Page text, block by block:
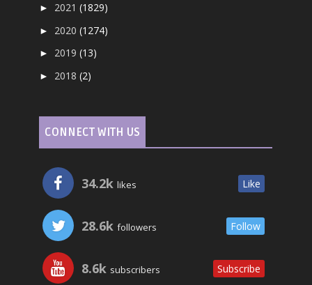
► 2021(1829)
► 2020(1274)
► 2019(13)
► 2018(2)
CONNECT WITH US
34.2k likes Like
28.6k followers Follow
8.6k subscribers Subscribe